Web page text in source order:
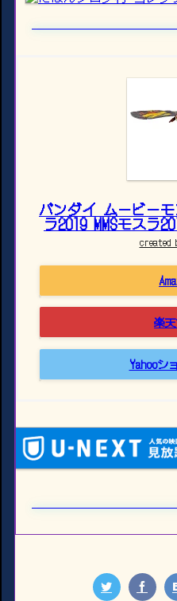
バンダイ ムービー
ラ2019 MMSモスラ
created
楽
Yahooシ